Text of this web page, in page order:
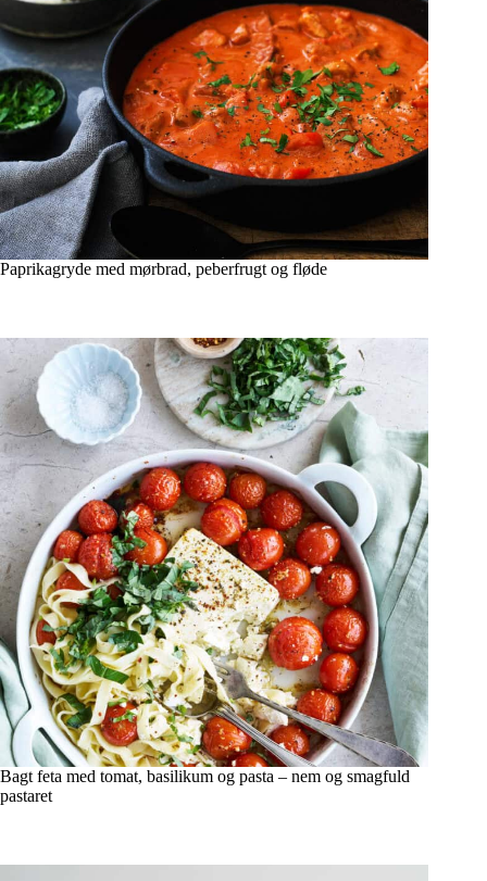
Paprikagryde med mørbrad, peberfrugt og fløde
Bagt feta med tomat, basilikum og pasta – nem og smagfuld
pastaret